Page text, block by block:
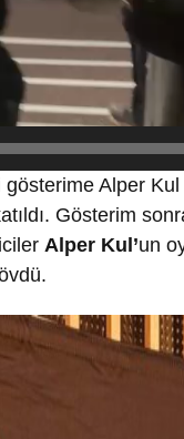
gösterime Alper
Gösterim
Alper Kul’un